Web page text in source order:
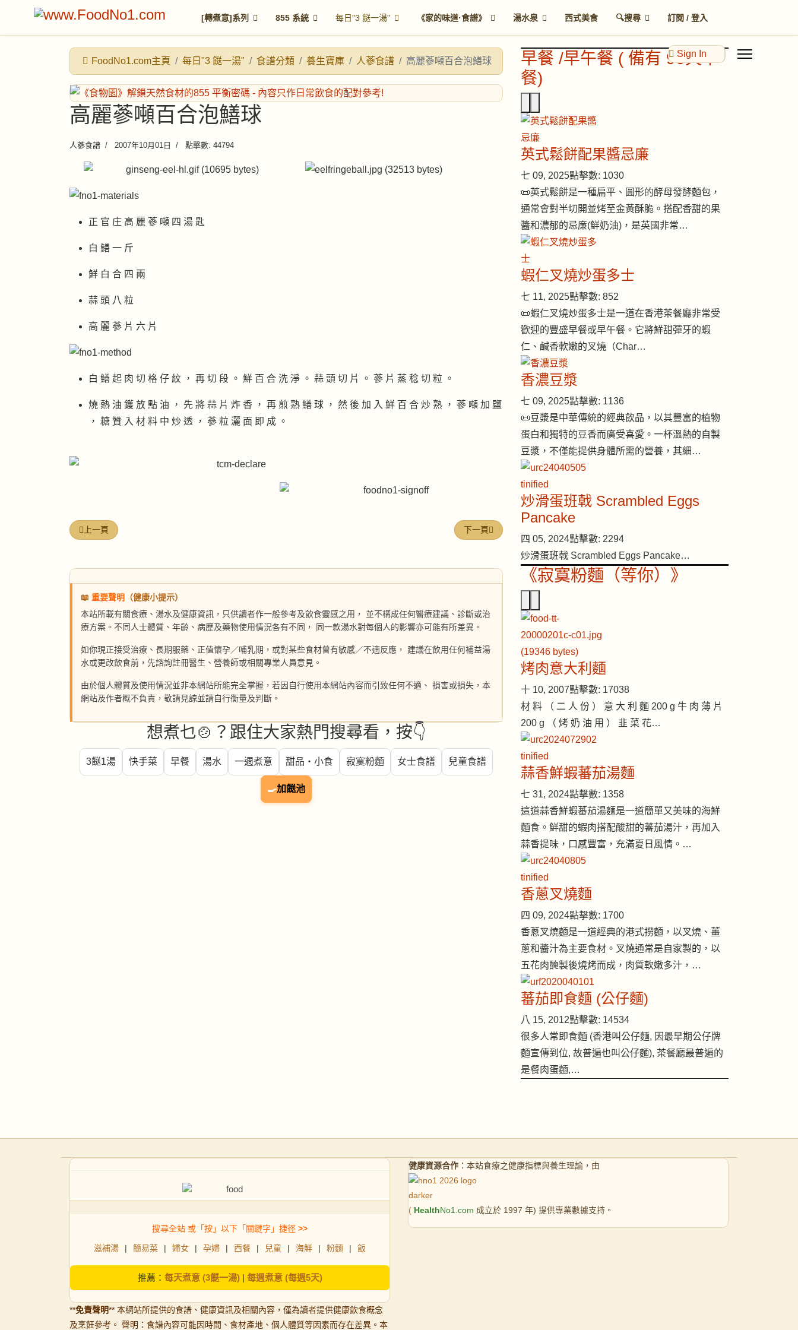
[轉煮意]系列 855 系統 每日"3 餸一湯" 《家的味道·食譜》 湯水泉 西式美食 🔍搜尋 訂閱 / 登入
Sign In
FoodNo1.com主頁 每日"3 餸一湯" 食譜分類 養生寶庫 人蔘食譜 高麗蔘噸百合泡鱔球
高麗蔘噸百合泡鱔球
人蔘食譜 2007年10月01日 點擊數: 44794
正 官 庄 高 麗 蔘 噸 四 湯 匙
白 鱔 一 斤
鮮 白 合 四 兩
蒜 頭 八 粒
高 麗 蔘 片 六 片
白 鱔 起 肉 切 格 仔 紋 ， 再 切 段 。 鮮 百 合 洗 淨 。 蒜 頭 切 片 。 蔘 片 蒸 稔 切 粒 。
燒 熱 油 鑊 放 點 油 ， 先 將 蒜 片 炸 香 ， 再 煎 熟 鱔 球 ， 然 後 加 入 鮮 百 合 炒 熟 ， 蔘 噸 加 鹽
， 糖 贊 入 材 料 中 炒 透 ， 蔘 粒 灑 面 即 成 。
上一篇文章: 高麗蔘扣鱔肚
上一頁 下一篇文章: 高麗蔘食療
下一頁
📖 重要聲明
（健康小提示）
本站所載有關食療、湯水及健康資訊，只供讀者作一般參考及飲食靈感之用， 並不構成任何醫療建議、診斷或治
療方案。不同人士體質、年齡、病歷及藥物使用情況各有不同， 同一款湯水對每個人的影響亦可能有所差異。
如你現正接受治療、長期服藥、正值懷孕／哺乳期，或對某些食材曾有敏感／不適反應， 建議在飲用任何補益湯
水或更改飲食前，先諮詢註冊醫生、營養師或相關專業人員意見。
由於個人體質及使用情況並非本網站所能完全掌握，若因自行使用本網站內容而引致任何不適、 損害或損失，本
網站及作者概不負責，敬請見諒並請自行衡量及判斷。
想煮乜🍲？跟住大家熱門搜尋看，按👇
3餸1湯 快手菜 早餐 湯水 一週煮意 甜品・小食 寂寞粉麵 女士食譜 兒童食譜
🍳加餸池
早餐 /早午餐 ( 備有 90天早
餐)
英式鬆餅配果醬忌廉
七 09, 2025點擊數: 1030
📜英式鬆餅是一種扁平、圓形的酵母發酵麵包，
通常會對半切開並烤至金黃酥脆。搭配香甜的果
醬和濃郁的忌廉(鮮奶油)，是英國非常…
蝦仁叉燒炒蛋多士
七 11, 2025點擊數: 852
📜蝦仁叉燒炒蛋多士是一道在香港茶餐廳非常受
歡迎的豐盛早餐或早午餐。它將鮮甜彈牙的蝦
仁、鹹香軟嫩的叉燒（Char…
香濃豆漿
七 09, 2025點擊數: 1136
📜豆漿是中華傳統的經典飲品，以其豐富的植物
蛋白和獨特的豆香而廣受喜愛。一杯溫熱的自製
豆漿，不僅能提供身體所需的營養，其細…
炒滑蛋班戟 Scrambled Eggs
Pancake
四 05, 2024點擊數: 2294
炒滑蛋班戟 Scrambled Eggs Pancake…
《寂寞粉麵（等你）》
烤肉意大利麵
十 10, 2007點擊數: 17038
材 料 （ 二 人 份 ） 意 大 利 麵 200 g 牛 肉 薄 片
200 g （ 烤 奶 油 用 ） 韭 菜 花…
蒜香鮮蝦蕃茄湯麵
七 31, 2024點擊數: 1358
這道蒜香鮮蝦蕃茄湯麵是一道簡單又美味的海鮮
麵食。鮮甜的蝦肉搭配酸甜的蕃茄湯汁，再加入
蒜香提味，口感豐富，充滿夏日風情。…
香蔥叉燒麵
四 09, 2024點擊數: 1700
香蔥叉燒麵是一道經典的港式撈麵，以叉燒、薑
蔥和醬汁為主要食材。叉燒通常是自家製的，以
五花肉醃製後燒烤而成，肉質軟嫩多汁，…
蕃茄即食麵 (公仔麵)
八 15, 2012點擊數: 14534
很多人常即食麵 (香港叫公仔麵, 因最早期公仔牌
麵宣傳到位, 故普遍也叫公仔麵), 茶餐廳最普遍的
是餐肉蛋麵,…
搜尋全站 或「按」以下「關鍵字」捷徑 >>
滋補湯 | 簡易菜 | 婦女 | 孕婦 | 西餐 | 兒童 | 海鮮 | 粉麵 | 飯
推薦： 每天煮意 (3餸一湯)| 每週煮意 (每週5天)
**免責聲明** 本網站所提供的食譜、健康資訊及相關內容，僅為讀者提供健康飲食概念
及烹飪參考。 聲明：食譜內容可能因時間、食材產地、個人體質等因素而存在差異。本
健康資源合作 ：本站食療之健康指標與養生理論，由
( HealthNo1.com 成立於 1997 年) 提供專業數據支持。